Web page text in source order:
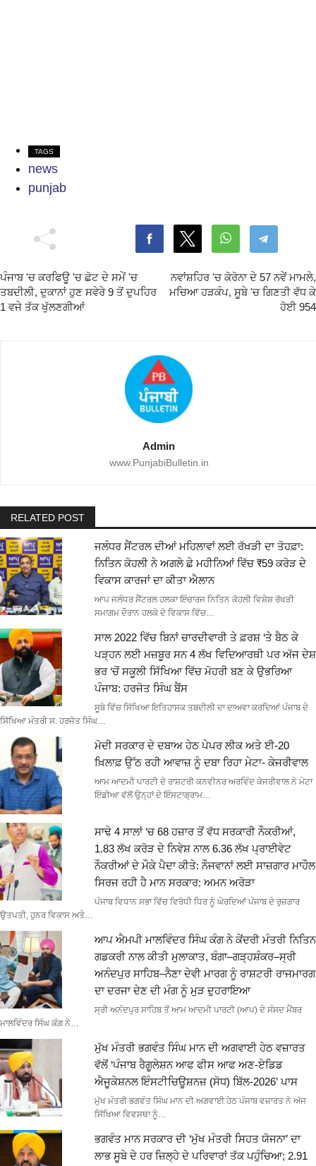
TAGS
news
punjab
ਪੰਜਾਬ 'ਚ ਕਰਫਿਊ 'ਚ ਛੋਟ ਦੇ ਸਮੇਂ 'ਚ
ਤਬਦੀਲੀ, ਦੁਕਾਨਾਂ ਹੁਣ ਸਵੇਰੇ 9 ਤੋਂ ਦੁਪਹਿਰ
1 ਵਜੇ ਤੱਕ ਖੁੱਲਣਗੀਆਂ
ਨਵਾਂਸ਼ਹਿਰ 'ਚ ਕੋਰੋਨਾ ਦੇ 57 ਨਵੇਂ ਮਾਮਲੇ,
ਮਚਿਆ ਹੜਕੰਪ, ਸੂਬੇ 'ਚ ਗਿਣਤੀ ਵੱਧ ਕੇ
ਹੋਈ 954
Admin
www.PunjabiBulletin.in
RELATED POST
ਜਲੰਧਰ ਸੈਂਟਰਲ ਦੀਆਂ ਮਹਿਲਾਵਾਂ ਲਈ ਰੱਖੜੀ ਦਾ ਤੋਹਫ਼ਾ:
ਨਿਤਿਨ ਕੋਹਲੀ ਨੇ ਅਗਲੇ ਛੇ ਮਹੀਨਿਆਂ ਵਿੱਚ ₹59 ਕਰੋੜ ਦੇ
ਵਿਕਾਸ ਕਾਰਜਾਂ ਦਾ ਕੀਤਾ ਐਲਾਨ
ਆਪ ਜਲੰਧਰ ਸੈਂਟਰਲ ਹਲਕਾ ਇੰਚਾਰਜ ਨਿਤਿਨ ਕੋਹਲੀ ਵਿਸ਼ੇਸ਼ ਰੱਖੜੀ
ਸਮਾਗਮ ਦੌਰਾਨ ਹਲਕੇ ਦੇ ਵਿਕਾਸ ਵਿੱਚ…
ਸਾਲ 2022 ਵਿੱਚ ਬਿਨਾਂ ਚਾਰਦੀਵਾਰੀ ਤੇ ਫ਼ਰਸ਼ ‘ਤੇ ਬੈਠ ਕੇ
ਪੜ੍ਹਨ ਲਈ ਮਜ਼ਬੂਰ ਸਨ 4 ਲੱਖ ਵਿਦਿਆਰਥੀ ਪਰ ਅੱਜ ਦੇਸ਼
ਭਰ ‘ਚੋਂ ਸਕੂਲੀ ਸਿੱਖਿਆ ਵਿੱਚ ਮੋਹਰੀ ਬਣ ਕੇ ਉਭਰਿਆ
ਪੰਜਾਬ: ਹਰਜੋਤ ਸਿੰਘ ਬੈਂਸ
ਸੂਬੇ ਵਿੱਚ ਸਿੱਖਿਆ ਇਤਿਹਾਸਕ ਤਬਦੀਲੀ ਦਾ ਦਾਅਵਾ ਕਰਦਿਆਂ ਪੰਜਾਬ ਦੇ
ਸਿੱਖਿਆ ਮੰਤਰੀ ਸ. ਹਰਜੋਤ ਸਿੰਘ…
ਮੋਦੀ ਸਰਕਾਰ ਦੇ ਦਬਾਅ ਹੇਠ ਪੇਪਰ ਲੀਕ ਅਤੇ ਈ-20
ਖ਼ਿਲਾਫ਼ ਉੱਠ ਰਹੀ ਆਵਾਜ਼ ਨੂੰ ਦਬਾ ਰਿਹਾ ਮੇਟਾ- ਕੇਜਰੀਵਾਲ
ਆਮ ਆਦਮੀ ਪਾਰਟੀ ਦੇ ਰਾਸ਼ਟਰੀ ਕਨਵੀਨਰ ਅਰਵਿੰਦ ਕੇਜਰੀਵਾਲ ਨੇ ਮੇਟਾ
ਇੰਡੀਆ ਵੱਲੋਂ ਉਨ੍ਹਾਂ ਦੇ ਇੰਸਟਾਗ੍ਰਾਮ…
ਸਾਢੇ 4 ਸਾਲਾਂ ‘ਚ 68 ਹਜ਼ਾਰ ਤੋਂ ਵੱਧ ਸਰਕਾਰੀ ਨੌਕਰੀਆਂ,
1.83 ਲੱਖ ਕਰੋੜ ਦੇ ਨਿਵੇਸ਼ ਨਾਲ 6.36 ਲੱਖ ਪ੍ਰਾਈਵੇਟ
ਨੌਕਰੀਆਂ ਦੇ ਮੌਕੇ ਪੈਦਾ ਕੀਤੇ: ਨੌਜਵਾਨਾਂ ਲਈ ਸਾਜ਼ਗਾਰ ਮਾਹੌਲ
ਸਿਰਜ ਰਹੀ ਹੈ ਮਾਨ ਸਰਕਾਰ: ਅਮਨ ਅਰੋੜਾ
ਪੰਜਾਬ ਵਿਧਾਨ ਸਭਾ ਵਿੱਚ ਵਿਰੋਧੀ ਧਿਰ ਨੂੰ ਘੇਰਦਿਆਂ ਪੰਜਾਬ ਦੇ ਰੁਜ਼ਗਾਰ
ਉਤਪਤੀ, ਹੁਨਰ ਵਿਕਾਸ ਅਤੇ…
ਆਪ ਐਮਪੀ ਮਾਲਵਿੰਦਰ ਸਿੰਘ ਕੰਗ ਨੇ ਕੇਂਦਰੀ ਮੰਤਰੀ ਨਿਤਿਨ
ਗਡਕਰੀ ਨਾਲ ਕੀਤੀ ਮੁਲਾਕਾਤ, ਬੰਗਾ–ਗੜ੍ਹਸ਼ੰਕਰ–ਸ੍ਰੀ
ਅਨੰਦਪੁਰ ਸਾਹਿਬ–ਨੈਣਾ ਦੇਵੀ ਮਾਰਗ ਨੂੰ ਰਾਸ਼ਟਰੀ ਰਾਜਮਾਰਗ
ਦਾ ਦਰਜਾ ਦੇਣ ਦੀ ਮੰਗ ਨੂੰ ਮੁੜ ਦੁਹਰਾਇਆ
ਸ੍ਰੀ ਅਨੰਦਪੁਰ ਸਾਹਿਬ ਤੋਂ ਆਮ ਆਦਮੀ ਪਾਰਟੀ (ਆਪ) ਦੇ ਸੰਸਦ ਮੈਂਬਰ
ਮਾਲਵਿੰਦਰ ਸਿੰਘ ਕੰਗ ਨੇ…
ਮੁੱਖ ਮੰਤਰੀ ਭਗਵੰਤ ਸਿੰਘ ਮਾਨ ਦੀ ਅਗਵਾਈ ਹੇਠ ਵਜ਼ਾਰਤ
ਵੱਲੋਂ ‘ਪੰਜਾਬ ਰੈਗੂਲੇਸ਼ਨ ਆਫ ਫੀਸ ਆਫ ਅਣ-ਏਡਿਡ
ਐਜੂਕੇਸ਼ਨਲ ਇੰਸਟੀਚਿਊਸ਼ਨਜ਼ (ਸੋਧ) ਬਿੱਲ-2026’ ਪਾਸ
ਮੁੱਖ ਮੰਤਰੀ ਭਗਵੰਤ ਸਿੰਘ ਮਾਨ ਦੀ ਅਗਵਾਈ ਹੇਠ ਪੰਜਾਬ ਵਜ਼ਾਰਤ ਨੇ ਅੱਜ
ਸਿੱਖਿਆ ਵਿਵਸਥਾ ਨੂੰ…
ਭਗਵੰਤ ਮਾਨ ਸਰਕਾਰ ਦੀ ‘ਮੁੱਖ ਮੰਤਰੀ ਸਿਹਤ ਯੋਜਨਾ’ ਦਾ
ਲਾਭ ਸੂਬੇ ਦੇ ਹਰ ਜ਼ਿਲ੍ਹੇ ਦੇ ਪਰਿਵਾਰਾਂ ਤੱਕ ਪਹੁੰਚਿਆ; 2.91